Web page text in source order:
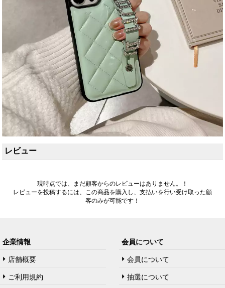
レビュー
現時点では、まだ顧客からのレビューはありません。！
レビューを投稿するには、この商品を購入し、支払いを行い受け取った顧
客のみが可能です！
企業情報
店舗概要
ご利用規約
会員について
会員について
抽選について